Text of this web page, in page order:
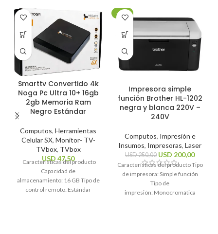
Smarttv Convertido 4k
Noga Pc Ultra 10+ 16gb
2gb Memoria Ram
Negro Estándar
Computos, Herramientas
Celular SX, Monitor- TV-
TVbox, TVbox
USD 47,50
Características del producto
Capacidad de
almacenamiento: 16 GB Tipo de
control remoto: Estándar
-20%
Impresora simple
función Brother HL-1202
negra y blanca 220V –
240V
Computos, Impresión e
Insumos, Impresoras, Laser
USD250,00 USD 200,00
Características del producto Tipo
de impresora: Simple función
Tipo de
impresión: Monocromática